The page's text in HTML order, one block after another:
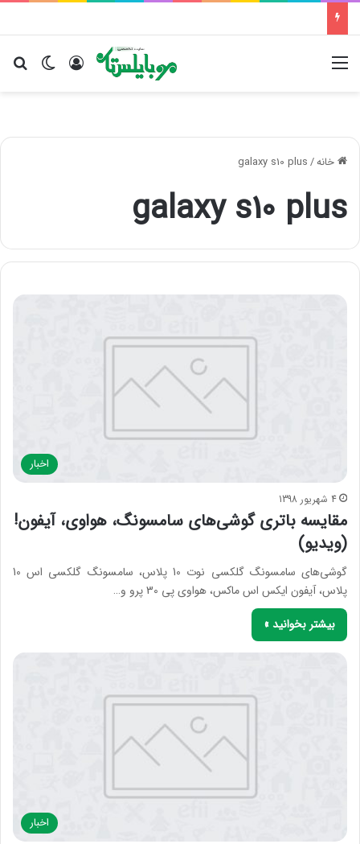
تغییر ورود
خانه/
galaxy s10 plus
galaxy s10 plus
اخبار
4 شهریور 1398
مقایسه باتری گوشی‌های سامسونگ، هواوی، آیفون!
(ویدیو)
گوشی‌های سامسونگ گلکسی نوت 10 پلاس، سامسونگ گلکسی اس 10
پلاس، آیفون ایکس اس ماکس، هواوی پی 30 پرو و…
بیشتر بخوانید »
اخبار